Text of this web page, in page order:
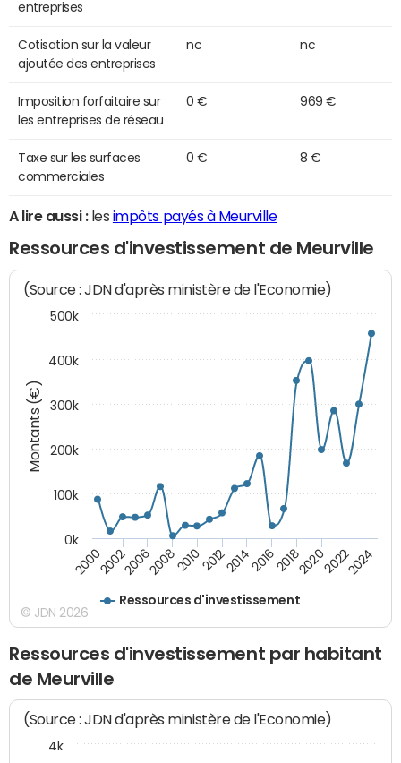
entreprises
Cotisation sur la valeur
ajoutée des entreprises
nc nc
Imposition forfaitaire sur
les entreprises de réseau
0 € 969 €
Taxe sur les surfaces
commerciales
0 € 8 €
A lire aussi :les impôts payés à Meurville
Ressources d'investissement de Meurville
Montants (€)
(Source : JDN d'après ministère de l'Economie)
Ressources d'investissement
200020022006200820102012201420162018202020222024
0k
100k
200k
300k
400k
500k
© JDN 2026
Ressources d'investissement par habitant
de Meurville
(Source : JDN d'après ministère de l'Economie)
4k